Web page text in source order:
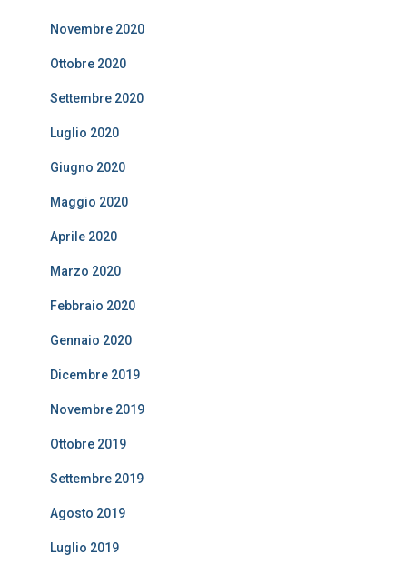
Novembre 2020
Ottobre 2020
Settembre 2020
Luglio 2020
Giugno 2020
Maggio 2020
Aprile 2020
Marzo 2020
Febbraio 2020
Gennaio 2020
Dicembre 2019
Novembre 2019
Ottobre 2019
Settembre 2019
Agosto 2019
Luglio 2019